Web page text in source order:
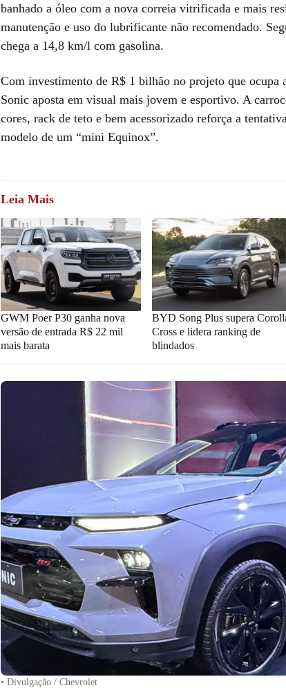
banhado a óleo com a nova correia vitrificada e mais
manutenção e uso do lubrificante não recomendado.
chega a 14,8 km/l com gasolina.
Com investimento de R$ 1 bilhão no projeto que ocupa
Sonic aposta em visual mais jovem e esportivo. A
cores, rack de teto e bem acessorizado reforça a
modelo de um “mini Equinox”.
Leia Mais
GWM Poer P30 ganha nova
versão de entrada R$ 22 mil
mais barata
BYD Song Plus supera
Cross e lidera ranking de
blindados
• Divulgação / Chevrolet